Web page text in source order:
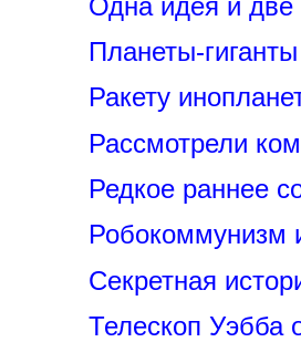
Планеты-
Ракету
Рассмотрели
Редкое раннее
Секретная
Телескоп Уэбба